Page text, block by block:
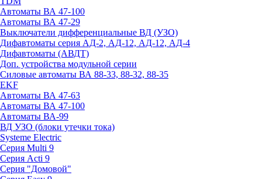
Автоматы ВА 47-100
Автоматы ВА 47-29
Выключатели дифференциальные ВД (УЗО)
Дифавтоматы серия АД-2, АД-12, АД-12, АД-4
Дифавтоматы (АВДТ)
Доп. устройства модульной серии
Силовые автоматы ВА 88-33, 88-32, 88-35
EKF
Автоматы ВА 47-63
Автоматы ВА 47-100
Автоматы ВА-99
ВД УЗО (блоки утечки тока)
Systeme Electric
Серия Multi 9
Серия Acti 9
Серия "Домовой"